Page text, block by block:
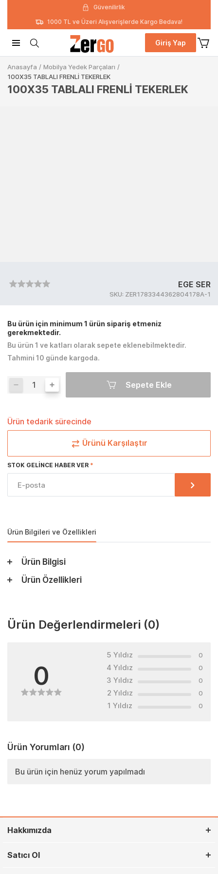
Güvenilirlik
1000 TL ve Üzeri Alışverişlerde Kargo Bedava!
Giriş Yap
Anasayfa / Mobilya Yedek Parçaları /
100X35 TABLALI FRENLİ TEKERLEK
100X35 TABLALI FRENLİ TEKERLEK
EGE SER
SKU: ZER1783344362804178A-1
Bu ürün için minimum 1 ürün sipariş etmeniz
gerekmektedir.
Bu ürün 1 ve katları olarak sepete eklenebilmektedir.
Tahmini 10 günde kargoda.
Sepete Ekle
Ürün tedarik sürecinde
Ürünü Karşılaştır
STOK GELINCE HABER VER
Ürün Bilgileri ve Özellikleri
Ürün Bilgisi
Ürün Özellikleri
Ürün Değerlendirmeleri (0)
0
5 Yıldız 0
4 Yıldız 0
3 Yıldız 0
2 Yıldız 0
1 Yıldız 0
Ürün Yorumları (0)
Bu ürün için henüz yorum yapılmadı
Hakkımızda
Satıcı Ol